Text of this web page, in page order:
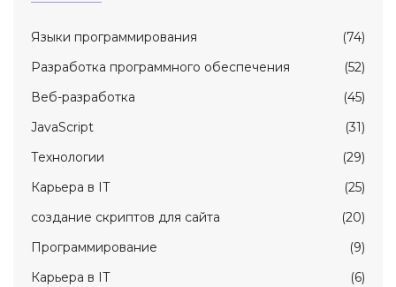
Языки программирования
(74)
Разработка программного обеспечения
(52)
Веб-разработка
(45)
JavaScript
(31)
Технологии
(29)
Карьерa в IT
(25)
создание скриптов для сайта
(20)
Программирование
(9)
Карьера в IT
(6)